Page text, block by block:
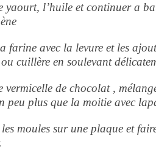
yaourt, l’huile et continuer a
farine avec la levure et les
cuillère en soulevant
vermicelle de chocolat ,
peu plus que la moitie avec
moules sur une plaque et